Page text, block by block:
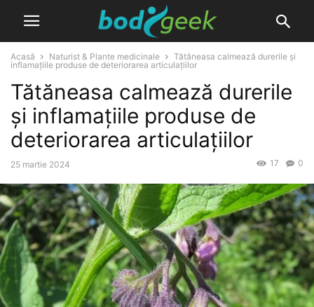
Acasă Naturist & Plante medicinale
Tătăneasa calmează durerile și
inflamațiile produse de deteriorarea articulațiilor
Tătăneasa calmează durerile
și inflamațiile produse de
deteriorarea articulațiilor
25 martie 2024 0
17